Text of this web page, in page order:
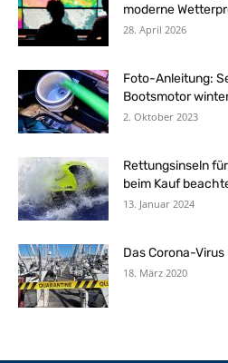
moderne
28. April 2026
Foto-Anleitung:
Bootsmotor
2. Oktober 2023
Rettungsinseln
beim Kauf
13. Januar 2024
Das Corona-Virus
18. März 2020